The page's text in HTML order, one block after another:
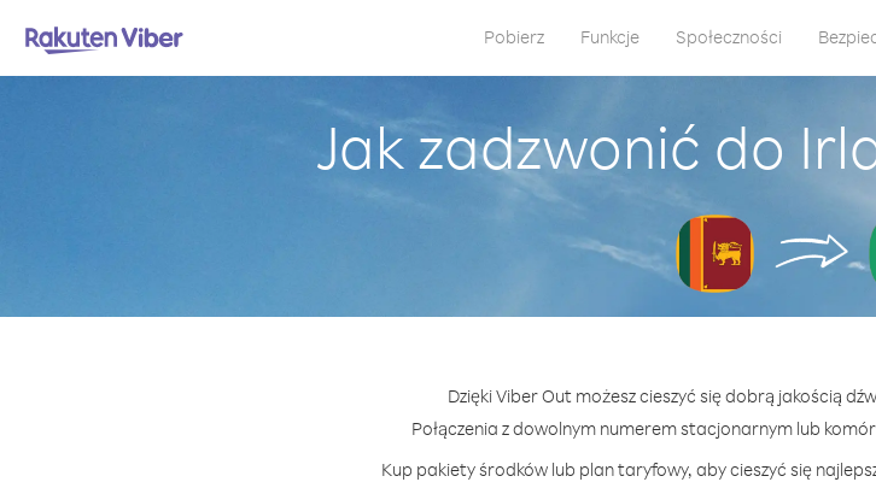
Pobierz Funkcje Społeczności
Jak zadzwonić do
Dzięki Viber Out możesz cieszyć się dobrą jakością
Połączenia z dowolnym numerem stacjonarnym lub
Kup pakiety środków lub plan taryfowy, aby cieszyć się